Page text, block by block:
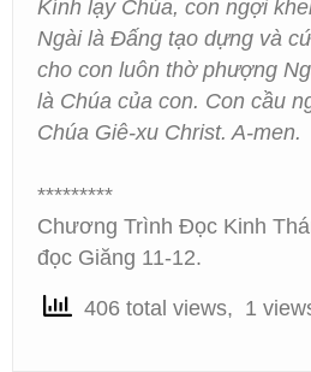
Kính lạy Chúa, con ngợi
Ngài là Đấng tạo dựng và
cho con luôn thờ phượng
là Chúa của con. Con cầu
Chúa Giê-xu Christ. A-men.
*********
Chương Trình Đọc Kinh
đọc Giăng 11-12.
406 total views, 1